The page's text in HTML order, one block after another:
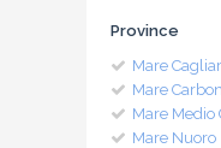
Province
Mare
Mare
Mare Medio
Mare Nuoro